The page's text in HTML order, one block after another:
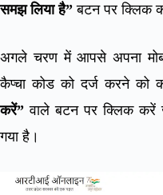
समझ लिया है”बटन पर क्लिक
अगले चरण में आपसे अपना
कैप्चा कोड को दर्ज करने को
करें” वाले बटन पर क्लिक करें
गया है।